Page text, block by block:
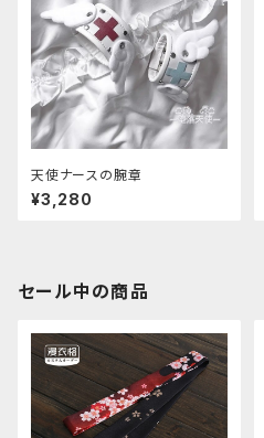
天使ナースの腕章
¥3,280
セール中の商品